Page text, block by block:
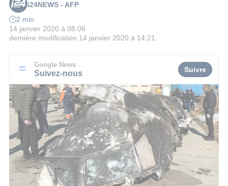
i24NEWS - AFP
2 min
14 janvier 2020 à 08:06
dernière modification 14 janvier 2020 à 14:21
Google News
Suivez-nous Suivre